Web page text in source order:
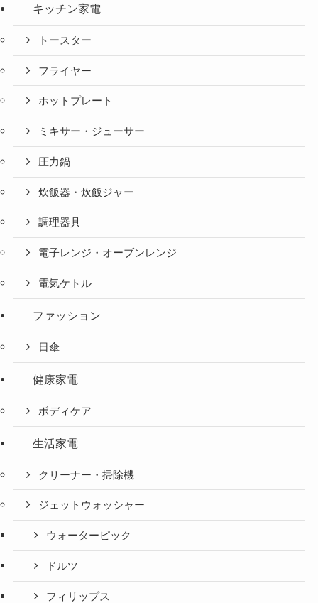
キッチン家電
トースター
フライヤー
ホットプレート
ミキサー・ジューサー
圧力鍋
炊飯器・炊飯ジャー
調理器具
電子レンジ・オーブンレンジ
電気ケトル
ファッション
日傘
健康家電
ボディケア
生活家電
クリーナー・掃除機
ジェットウォッシャー
ウォーターピック
ドルツ
フィリップス